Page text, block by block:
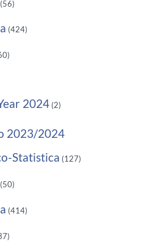
(56)
(424)
2024(2)
2023/2024
Statistica (127)
(50)
(414)